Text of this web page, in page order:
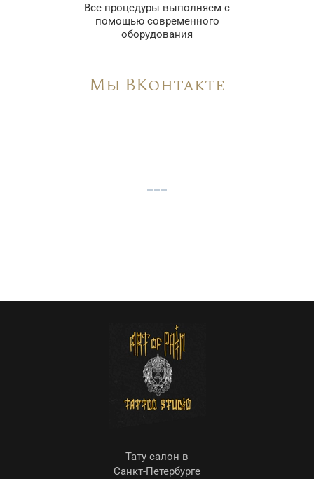
Все процедуры выполняем с
помощью современного
оборудования
Мы ВКонтакте
Тату салон в
Санкт-Петербурге